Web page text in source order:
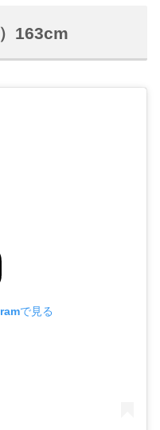
163cm
で見る